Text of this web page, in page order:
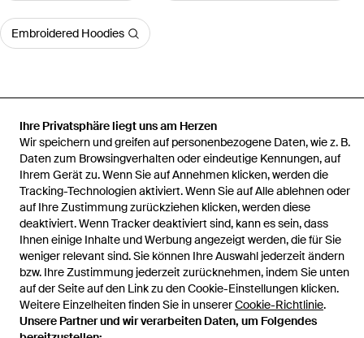
Ihre Privatsphäre liegt uns am Herzen
Wir speichern und greifen auf personenbezogene Daten, wie z. B.
Daten zum Browsingverhalten oder eindeutige Kennungen, auf
Ihrem Gerät zu. Wenn Sie auf Annehmen klicken, werden die
Tracking-Technologien aktiviert. Wenn Sie auf Alle ablehnen oder
auf Ihre Zustimmung zurückziehen klicken, werden diese
deaktiviert. Wenn Tracker deaktiviert sind, kann es sein, dass
Ihnen einige Inhalte und Werbung angezeigt werden, die für Sie
weniger relevant sind. Sie können Ihre Auswahl jederzeit ändern
bzw. Ihre Zustimmung jederzeit zurücknehmen, indem Sie unten
auf der Seite auf den Link zu den Cookie-Einstellungen klicken.
Weitere Einzelheiten finden Sie in unsererCookie-Richtlinie.
Unsere Partner und wir verarbeiten Daten, um Folgendes
Embroidered Hoodies
Startseite Herren Sport-, Training- und Fitnesskleidung
LAURENTIIS Sport-, Training- und Fitnesskleidung
Sweatshirt
Hilfe und Informationen